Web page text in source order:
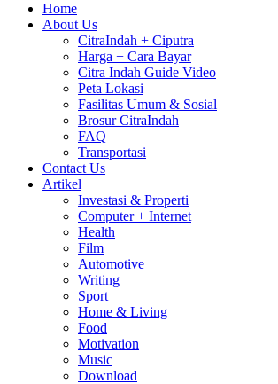
Home
About Us
CitraIndah + Ciputra
Harga + Cara Bayar
Citra Indah Guide Video
Peta Lokasi
Fasilitas Umum & Sosial
Brosur CitraIndah
FAQ
Transportasi
Contact Us
Artikel
Investasi & Properti
Computer + Internet
Health
Film
Automotive
Writing
Sport
Home & Living
Food
Motivation
Music
Download